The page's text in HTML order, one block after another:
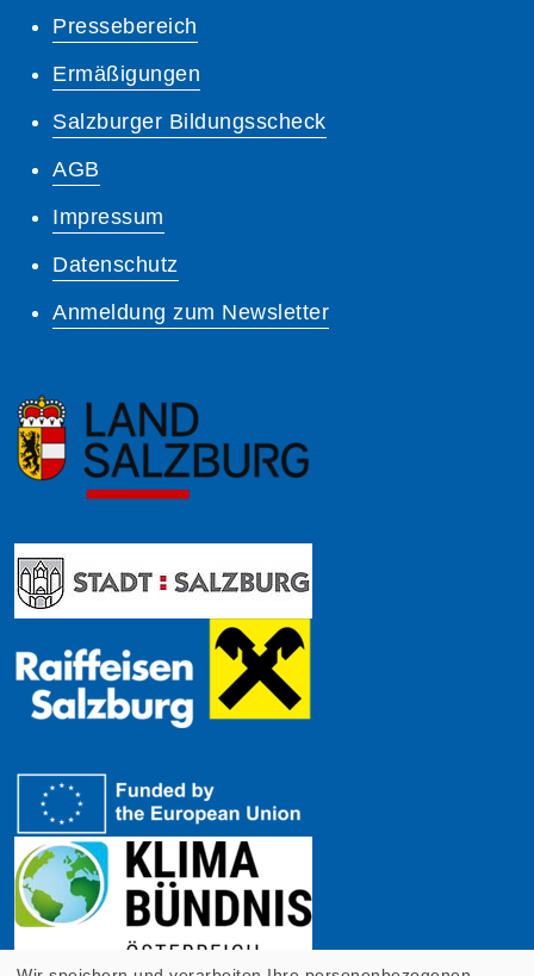
Pressebereich
Ermäßigungen
Salzburger Bildungsscheck
AGB
Impressum
Datenschutz
Anmeldung zum Newsletter